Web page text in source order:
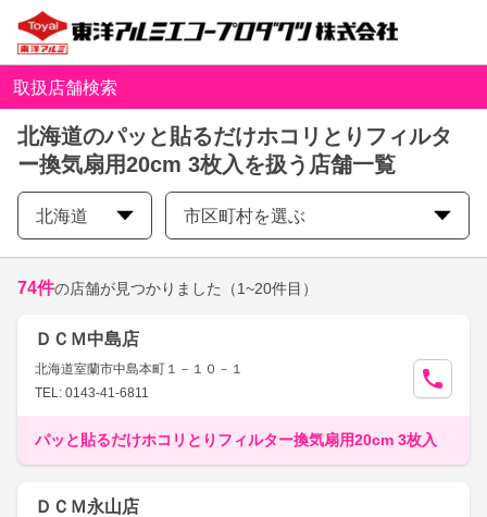
取扱店舗検索
北海道のパッと貼るだけホコリとりフィルタ
ー換気扇用20cm 3枚入を扱う店舗一覧
北海道 市区町村を選ぶ
74件の店舗が見つかりました （1~20件目）
ＤＣＭ中島店
北海道室蘭市中島本町１－１０－１
TEL: 0143-41-6811
パッと貼るだけホコリとりフィルター換気扇用20cm 3枚入
ＤＣＭ永山店